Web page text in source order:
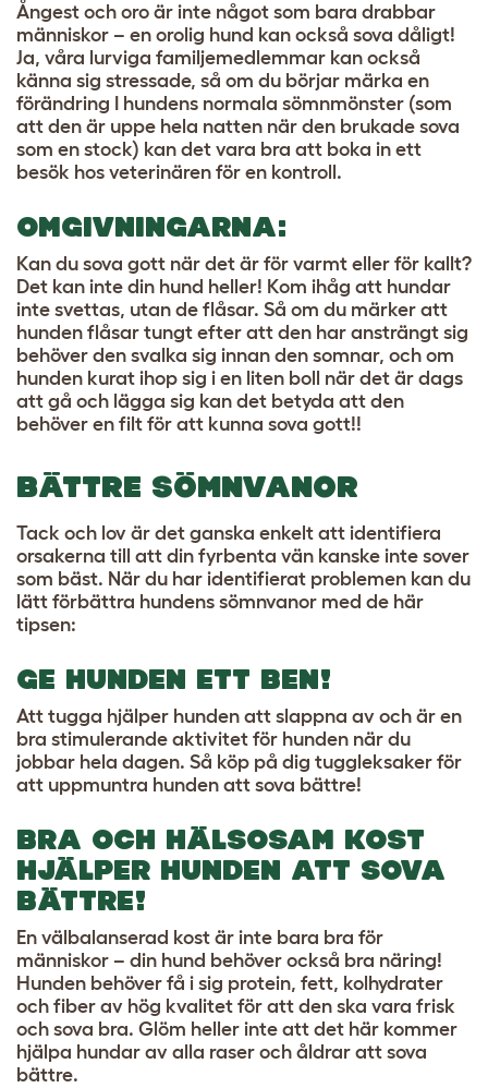
Ångest och oro är inte något som bara drabbar
människor – en orolig hund kan också sova dåligt!
Ja, våra lurviga familjemedlemmar kan också
känna sig stressade, så om du börjar märka en
förändring I hundens normala sömnmönster (som
att den är uppe hela natten när den brukade sova
som en stock) kan det vara bra att boka in ett
besök hos veterinären för en kontroll.
OMGIVNINGARNA:
Kan du sova gott när det är för varmt eller för kallt?
Det kan inte din hund heller! Kom ihåg att hundar
inte svettas, utan de flåsar. Så om du märker att
hunden flåsar tungt efter att den har ansträngt sig
behöver den svalka sig innan den somnar, och om
hunden kurat ihop sig i en liten boll när det är dags
att gå och lägga sig kan det betyda att den
behöver en filt för att kunna sova gott!!
BÄTTRE SÖMNVANOR
Tack och lov är det ganska enkelt att identifiera
orsakerna till att din fyrbenta vän kanske inte sover
som bäst. När du har identifierat problemen kan du
lätt förbättra hundens sömnvanor med de här
tipsen:
GE HUNDEN ETT BEN!
Att tugga hjälper hunden att slappna av och är en
bra stimulerande aktivitet för hunden när du
jobbar hela dagen. Så köp på dig tuggleksaker för
att uppmuntra hunden att sova bättre!
BRA OCH HÄLSOSAM KOST
HJÄLPER HUNDEN ATT SOVA
BÄTTRE!
En välbalanserad kost är inte bara bra för
människor – din hund behöver också bra näring!
Hunden behöver få i sig protein, fett, kolhydrater
och fiber av hög kvalitet för att den ska vara frisk
och sova bra. Glöm heller inte att det här kommer
hjälpa hundar av alla raser och åldrar att sova
bättre.